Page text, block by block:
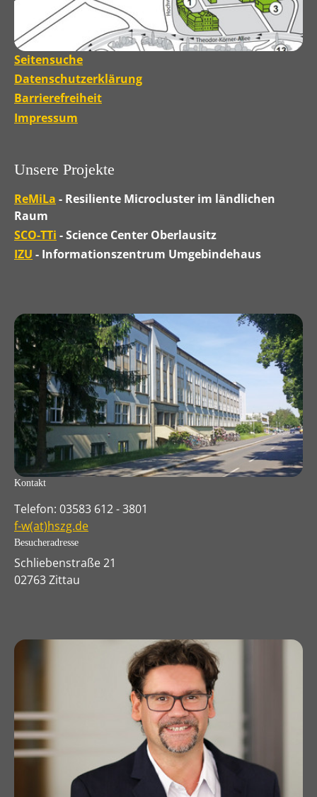
Seitensuche
Datenschutzerklärung
Barrierefreiheit
Impressum
Unsere Projekte
ReMiLa - Resiliente Microcluster im ländlichen
Raum
SCO-TTi - Science Center Oberlausitz
IZU - Informationszentrum Umgebindehaus
Kontakt
Telefon: 03583 612 - 3801
f-w(at)hszg.de
Besucheradresse
Schliebenstraße 21
02763 Zittau